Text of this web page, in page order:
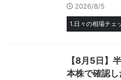
2026/8/5
1.日々の相場チェ
【8月5日】
本株で確認